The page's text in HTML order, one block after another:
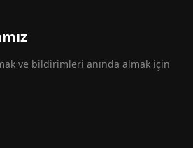
ve bildirimleri anında almak için